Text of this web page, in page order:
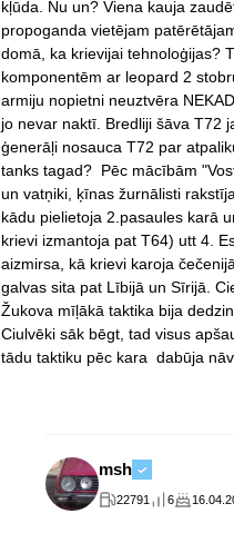
kļūda. Nu un? Viena kauja
propoganda vietējam
domā, ka krievijai tehnoloģijas?
komponentēm ar leopard 2
armiju nopietni neuztvēra
jo nevar naktī. Bredliji šāva T72
ģenerāļi nosauca T72 par
tanks tagad? Pēc mācībām
un vatņiki, ķīnas žurnālisti
kādu pielietoja 2.pasaules karā
krievi izmantoja pat T64) utt 4.
aizmirsa, kā krievi karoja
galvas sita pat Lībijā un Sīrijā.
Žukova mīļākā taktika bija
Ciulvēki sāk bēgt, tad visus
tādu taktiku pēc kara dabūja
msh
22791 6